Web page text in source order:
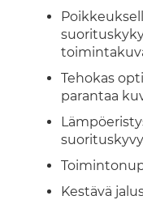
Tehokas
parantaa
Kestävä